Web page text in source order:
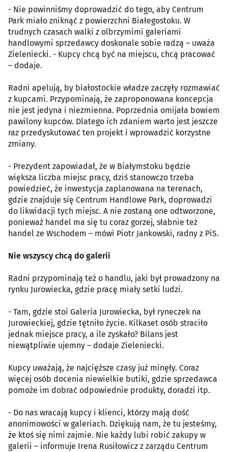
- Nie powinniśmy doprowadzić do tego, aby Centrum
Park miało zniknąć z powierzchni Białegostoku. W
trudnych czasach walki z olbrzymimi galeriami
handlowymi sprzedawcy doskonale sobie radzą – uważa
Zieleniecki. - Kupcy chcą być na miejscu, chcą pracować
– dodaje.
Radni apelują, by białostockie władze zaczęły rozmawiać
z kupcami. Przypominają, że zaproponowana koncepcja
nie jest jedyna i niezmienna. Poprzednia omijała bowiem
pawilony kupców. Dlatego ich zdaniem warto jest jeszcze
raz przedyskutować ten projekt i wprowadzić korzystne
zmiany.
- Prezydent zapowiadał, że w Białymstoku będzie
większa liczba miejsc pracy, dziś stanowczo trzeba
powiedzieć, że inwestycja zaplanowana na terenach,
gdzie znajduje się Centrum Handlowe Park, doprowadzi
do likwidacji tych miejsc. A nie zostaną one odtworzone,
ponieważ handel ma się tu coraz gorzej, słabnie też
handel ze Wschodem – mówi Piotr Jankowski, radny z PiS.
Nie wszyscy chcą do galerii
Radni przypominają też o handlu, jaki był prowadzony na
rynku Jurowiecka, gdzie pracę miały setki ludzi.
- Tam, gdzie stoi Galeria Jurowiecka, był ryneczek na
Jurowieckiej, gdzie tętniło życie. Kilkaset osób straciło
jednak miejsce pracy, a ile zyskało? Bilans jest
niewątpliwie ujemny – dodaje Zieleniecki.
Kupcy uważają, że najcięższe czasy już minęły. Coraz
więcej osób docenia niewielkie butiki, gdzie sprzedawca
pomoże im dobrać odpowiednie produkty, doradzi itp.
- Do nas wracają kupcy i klienci, którzy mają dość
anonimowości w galeriach. Dziękują nam, że tu jesteśmy,
że ktoś się nimi zajmie. Nie każdy lubi robić zakupy w
galerii – informuje Irena Rusiłowicz z zarządu Centrum